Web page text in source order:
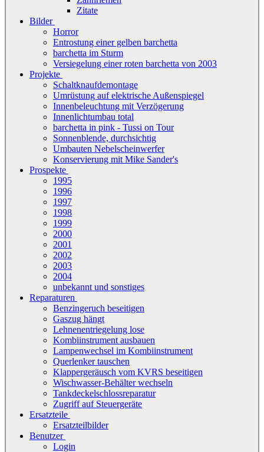
Zitate
Bilder
Horror
Entrostung einer gelben barchetta
barchetta im Sturm
Versiegelung einer roten barchetta von 2003
Projekte
Schaltknaufdemontage
Umrüstung auf elektrische Außenspiegel
Innenbeleuchtung mit Verzögerung
Innenlichtumbau total
barchetta in pink - Tussi on Tour
Sonnenblende, durchsichtig
Umbauten Nebelscheinwerfer
Konservierung mit Mike Sander's
Prospekte
1995
1996
1997
1998
1999
2000
2001
2002
2003
2004
unbekannt und sonstiges
Reparaturen
Benzingeruch beseitigen
Gaszug hängt
Lehnenentriegelung lose
Kombiinstrument ausbauen
Lampenwechsel im Kombiinstrument
Querlenker tauschen
Klappergeräusch vom KVRS beseitigen
Wischwasser-Behälter wechseln
Tankdeckelschlossreparatur
Zugriff auf Steuergeräte
Ersatzteile
Ersatzteilbilder
Benutzer
Login